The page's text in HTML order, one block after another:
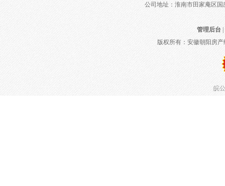
公司地址：淮南市田家庵区
管理后台|
版权所有：安徽朝阳房
皖